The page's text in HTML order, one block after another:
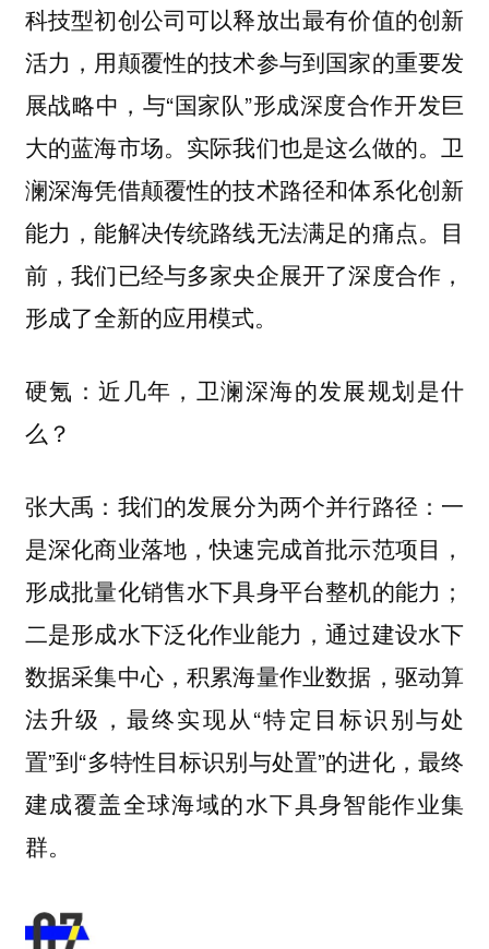
科技型初创公司可以释放出最有价值的创新
活力，用颠覆性的技术参与到国家的重要发
展战略中，与“国家队”形成深度合作开发巨
大的蓝海市场。实际我们也是这么做的。卫
澜深海凭借颠覆性的技术路径和体系化创新
能力，能解决传统路线无法满足的痛点。目
前，我们已经与多家央企展开了深度合作，
形成了全新的应用模式。
硬氪：近几年，卫澜深海的发展规划是什
么？
张大禹： 我们的发展分为两个并行路径：一
是深化商业落地，快速完成首批示范项目，
形成批量化销售水下具身平台整机的能力；
二是形成水下泛化作业能力，通过建设水下
数据采集中心，积累海量作业数据，驱动算
法升级，最终实现从“特定目标识别与处
置”到“多特性目标识别与处置”的进化，最终
建成覆盖全球海域的水下具身智能作业集
群。